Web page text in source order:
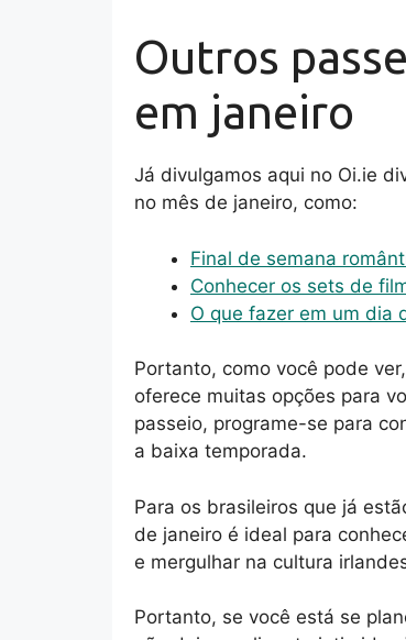
Outros
em janeiro
Já divulgamos aqui no Oi.ie
no mês de janeiro, como:
Final de semana
Conhecer os sets de
O que fazer em um dia
Portanto, como você pode
oferece muitas opções para
passeio, programe-se para
a baixa temporada.
Para os brasileiros que já
de janeiro é ideal para
e mergulhar na cultura
Portanto, se você está se